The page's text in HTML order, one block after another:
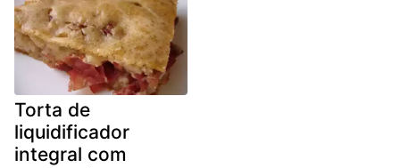
Torta de
liquidificador
integral com